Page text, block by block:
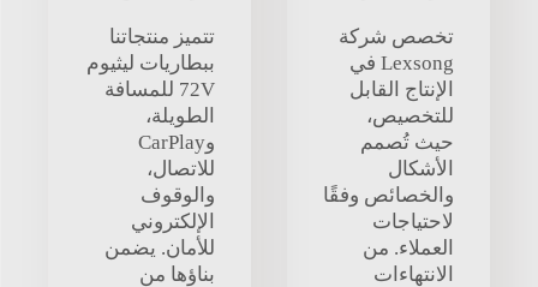
تخصص شركة
Lexsong في
الإنتاج القابل
للتخصيص،
حيث تُصمم
الأشكال
والخصائص وفقًا
لاحتياجات
العملاء. من
الانتهاءات
تتميز منتجاتنا
ببطاريات ليثيوم
72V للمسافة
الطويلة،
وCarPlay
للاتصال،
والوقوف
الإلكتروني
للأمان. يضمن
بناؤها من